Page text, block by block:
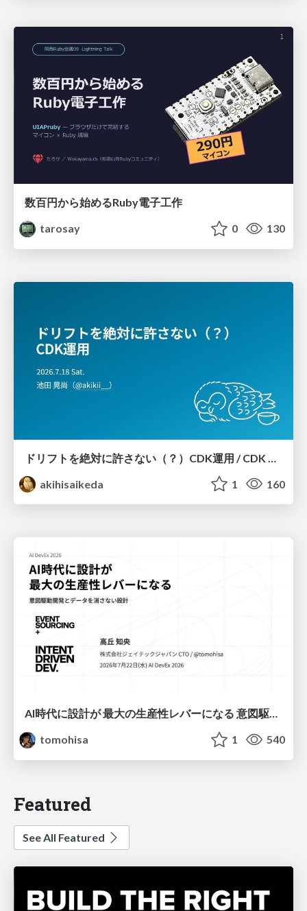
数百円から始めるRuby電子工作
tarosay
0 130
akihisaikeda
1 160
AI時代に設計が 最大の生産性レバーになる 意図駆動開発とデータを消さない設計｜Don't Delete Your Data or Your Intent — Design as the Deepest Lever in the AI Era
tomohisa
1 540
Featured
See All Featured